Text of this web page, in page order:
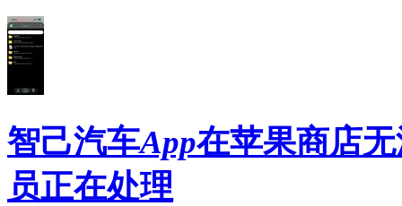
智己汽车App在苹果商店
员正在处理